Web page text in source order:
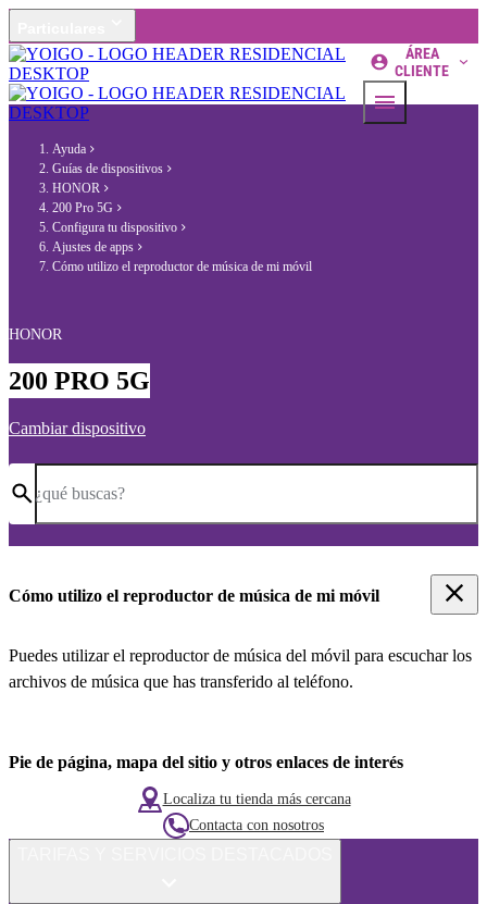
ÁREA
CLIENTE
Ayuda
Guías de dispositivos
HONOR
200 Pro 5G
Configura tu dispositivo
Ajustes de apps
Cómo utilizo el reproductor de música de mi móvil
HONOR
200 PRO 5G
Cambiar dispositivo
¿qué buscas?
Cómo utilizo el reproductor de música de mi móvil
Puedes utilizar el reproductor de música del móvil para escuchar los
archivos de música que has transferido al teléfono.
Pie de página, mapa del sitio y otros enlaces de interés
Localiza tu tienda más cercana
Contacta con nosotros